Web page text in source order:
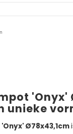
'Onyx'
unieke
Ø78x43,1cm